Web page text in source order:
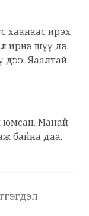
хаанаас ирэх
ирнэ шүү дэ.
дээ. Яаалтай
юмсан. Манай
байна даа.